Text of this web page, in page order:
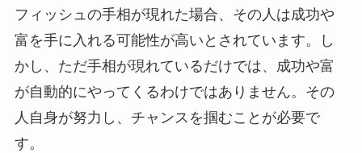
フィッシュの手相が現れた場合、その人は成功や
富を手に入れる可能性が高いとされています。し
かし、ただ手相が現れているだけでは、成功や富
が自動的にやってくるわけではありません。その
人自身が努力し、チャンスを掴むことが必要で
す。